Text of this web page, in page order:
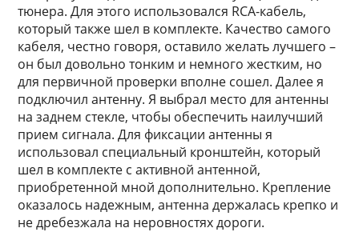
тюнера. Для этого использовался RCA-кабель,
который также шел в комплекте. Качество самого
кабеля, честно говоря, оставило желать лучшего –
он был довольно тонким и немного жестким, но
для первичной проверки вполне сошел. Далее я
подключил антенну. Я выбрал место для антенны
на заднем стекле, чтобы обеспечить наилучший
прием сигнала. Для фиксации антенны я
использовал специальный кронштейн, который
шел в комплекте с активной антенной,
приобретенной мной дополнительно. Крепление
оказалось надежным, антенна держалась крепко и
не дребезжала на неровностях дороги.